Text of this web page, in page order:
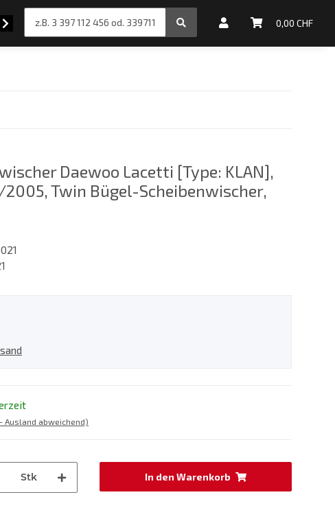
0,00 CHF
Originale Motoröle
Daewoo Lacetti [Type: KLAN],
Twin Bügel-Scheibenwischer,
- Ausland abweichend)
Stk In den Warenkorb